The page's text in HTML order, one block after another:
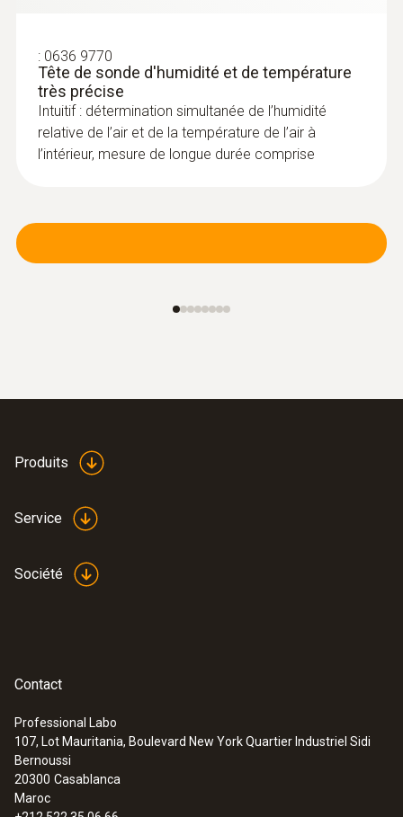
: 0636 9770
Tête de sonde d'humidité et de température
très précise
Intuitif : détermination simultanée de l’humidité
relative de l’air et de la température de l’air à
l’intérieur, mesure de longue durée comprise
Produits
Service
Société
Contact
Professional Labo
107, Lot Mauritania, Boulevard New York Quartier Industriel Sidi
Bernoussi
20300 Casablanca
Maroc